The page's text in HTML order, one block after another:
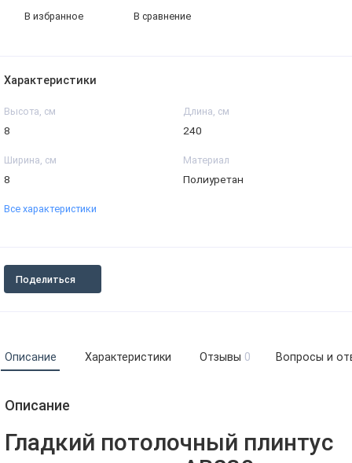
В избранное В сравнение
Характеристики
Высота, см
8
Длина, см
240
Ширина, см
8
Материал
Полиуретан
Все характеристики
Поделиться
Описание Характеристики Отзывы 0 Вопросы и
Описание
Гладкий потолочный плинтус